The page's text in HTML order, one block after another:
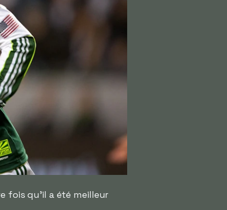
fois qu'il a été meilleur